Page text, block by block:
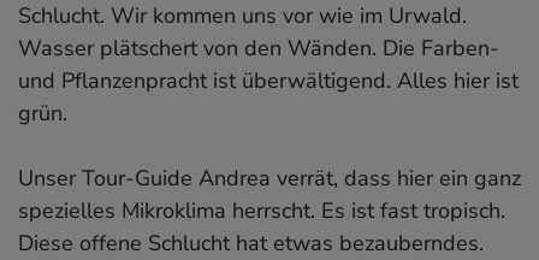
Schlucht. Wir kommen uns vor wie im Urwald.
Wasser plätschert von den Wänden. Die Farben-
und Pflanzenpracht ist überwältigend. Alles hier ist
grün.
Unser Tour-Guide Andrea verrät, dass hier ein ganz
spezielles Mikroklima herrscht. Es ist fast tropisch.
Diese offene Schlucht hat etwas bezauberndes.